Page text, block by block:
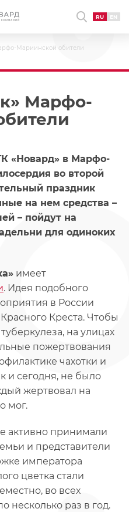
RU EN
Мариинской обители
Марфо-
«Новард» в Марфо-
во второй
праздник
на нем средства –
– пойдут на
для одиноких
имеет
. Идея подобного
в России
Креста. Чтобы
на улицах
пожертвования
чахотки и
и сегодня, не было
жертвовал на
мог.
активно принимали
и представители
императора
цветка стали
во всех
несколько раз в год.